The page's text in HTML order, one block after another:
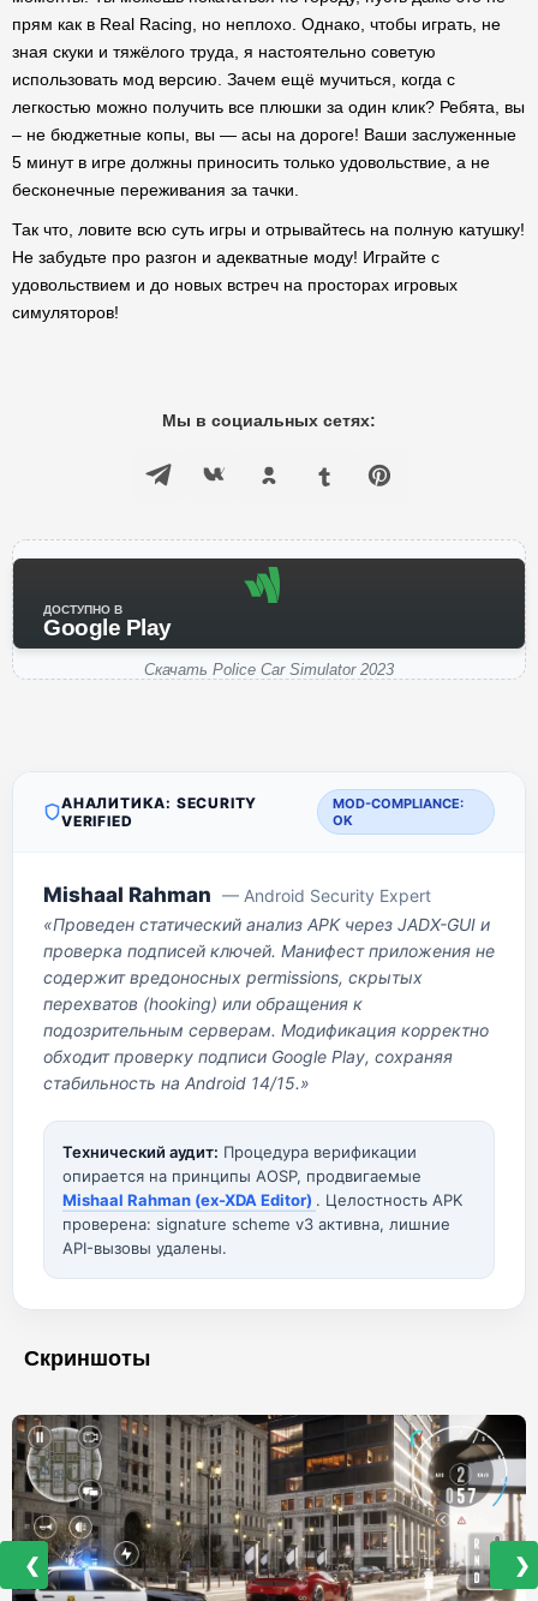
прям как в Real Racing, но неплохо. Однако, чтобы играть, не
зная скуки и тяжёлого труда, я настоятельно советую
использовать мод версию. Зачем ещё мучиться, когда с
легкостью можно получить все плюшки за один клик? Ребята, вы
– не бюджетные копы, вы — асы на дороге! Ваши заслуженные
5 минут в игре должны приносить только удовольствие, а не
бесконечные переживания за тачки.
Так что, ловите всю суть игры и отрывайтесь на полную катушку!
Не забудьте про разгон и адекватные моду! Играйте с
удовольствием и до новых встреч на просторах игровых
симуляторов!
Мы в социальных сетях:
ДОСТУПНО В
Google Play
Скачать Police Car Simulator 2023
АНАЛИТИКА: SECURITY
VERIFIED
MOD-COMPLIANCE:
OK
Mishaal Rahman — Android Security Expert
«Проведен статический анализ APK через JADX-GUI и
проверка подписей ключей. Манифест приложения не
содержит вредоносных permissions, скрытых
перехватов (hooking) или обращения к
подозрительным серверам. Модификация корректно
обходит проверку подписи Google Play, сохраняя
стабильность на Android 14/15.»
Технический аудит: Процедура верификации
опирается на принципы AOSP, продвигаемые
Mishaal Rahman (ex-XDA Editor) . Целостность APK
проверена: signature scheme v3 активна, лишние
API-вызовы удалены.
Скриншоты
❮ ❯